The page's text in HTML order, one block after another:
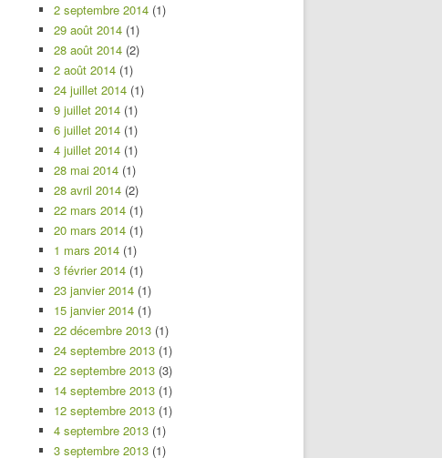
2 septembre 2014 (1)
29 août 2014 (1)
28 août 2014 (2)
2 août 2014 (1)
24 juillet 2014 (1)
9 juillet 2014 (1)
6 juillet 2014 (1)
4 juillet 2014 (1)
28 mai 2014 (1)
28 avril 2014 (2)
22 mars 2014 (1)
20 mars 2014 (1)
1 mars 2014 (1)
3 février 2014 (1)
23 janvier 2014 (1)
15 janvier 2014 (1)
22 décembre 2013 (1)
24 septembre 2013 (1)
22 septembre 2013 (3)
14 septembre 2013 (1)
12 septembre 2013 (1)
4 septembre 2013 (1)
3 septembre 2013 (1)